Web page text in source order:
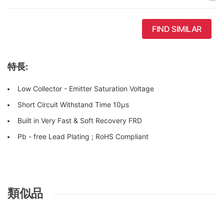
FIND SIMILAR
特長:
Low Collector - Emitter Saturation Voltage
Short Circuit Withstand Time 10μs
Built in Very Fast & Soft Recovery FRD
Pb - free Lead Plating ; RoHS Compliant
類似品